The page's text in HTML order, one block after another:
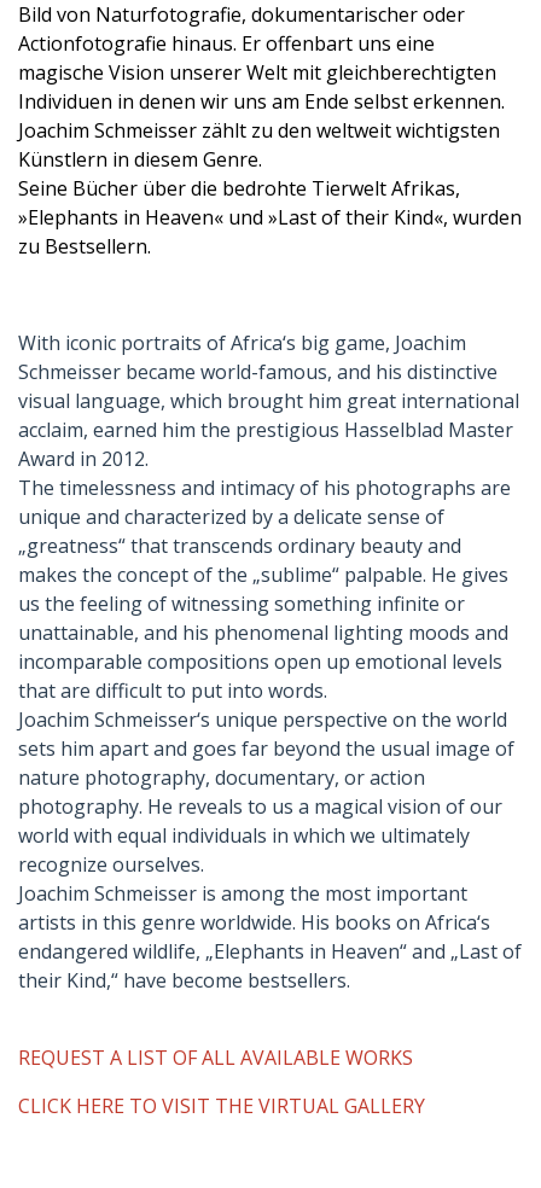
Bild von Naturfotografie, dokumentarischer oder
Actionfotografie hinaus. Er offenbart uns eine
magische Vision unserer Welt mit gleichberechtigten
Individuen in denen wir uns am Ende selbst erkennen.
Joachim Schmeisser zählt zu den weltweit wichtigsten
Künstlern in diesem Genre.
Seine Bücher über die bedrohte Tierwelt Afrikas,
»Elephants in Heaven« und »Last of their Kind«, wurden
zu Bestsellern.
With iconic portraits of Africa‘s big game, Joachim
Schmeisser became world-famous, and his distinctive
visual language, which brought him great international
acclaim, earned him the prestigious Hasselblad Master
Award in 2012.
The timelessness and intimacy of his photographs are
unique and characterized by a delicate sense of
„greatness“ that transcends ordinary beauty and
makes the concept of the „sublime“ palpable. He gives
us the feeling of witnessing something infinite or
unattainable, and his phenomenal lighting moods and
incomparable compositions open up emotional levels
that are difficult to put into words.
Joachim Schmeisser‘s unique perspective on the world
sets him apart and goes far beyond the usual image of
nature photography, documentary, or action
photography. He reveals to us a magical vision of our
world with equal individuals in which we ultimately
recognize ourselves.
Joachim Schmeisser is among the most important
artists in this genre worldwide. His books on Africa‘s
endangered wildlife, „Elephants in Heaven“ and „Last of
their Kind,“ have become bestsellers.
REQUEST A LIST OF ALL AVAILABLE WORKS
CLICK HERE TO VISIT THE VIRTUAL GALLERY